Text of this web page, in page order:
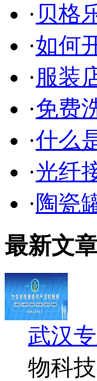
· 贝格
·如何
·服装
·免费
·什么
·光纤
· 陶瓷
最新文
武汉
物科